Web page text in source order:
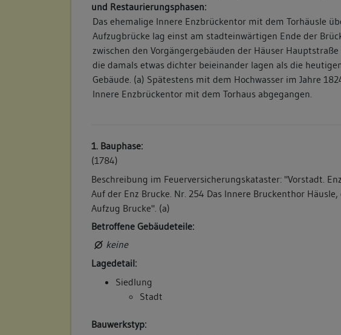
und Restaurierungsphasen:
Das ehemalige Innere Enzbrückentor mit dem Torhäusle
Aufzugbrücke lag einst am stadteinwärtigen Ende der
zwischen den Vorgängergebäuden der Häuser Hauptstraße
die damals etwas dichter beieinander lagen als die
Gebäude. (a) Spätestens mit dem Hochwasser im Jahre
Innere Enzbrückentor mit dem Torhaus abgegangen.
1. Bauphase:
(1784)
Beschreibung im Feuerversicherungskataster: "Vorstadt.
Auf der Enz Brucke. Nr. 254 Das Innere Bruckenthor Häusle,
Aufzug Brucke". (a)
Betroffene Gebäudeteile:
keine
Lagedetail:
Siedlung
Stadt
Bauwerkstyp: